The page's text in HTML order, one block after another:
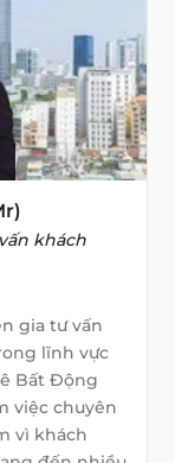
khách
gia tư vấn
lĩnh vực
Bất Động
việc chuyên
vì khách